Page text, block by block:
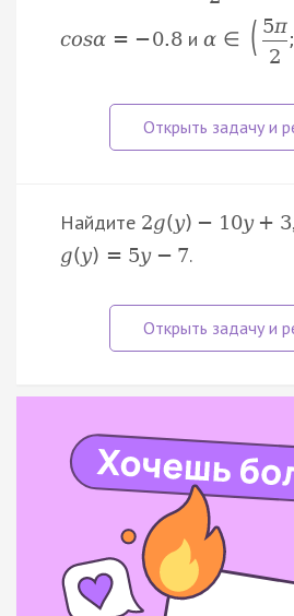
cosα = −0.8 иα ∈ ( 5π
2
;
Найдите 2g(y) − 10y + 3
g(y) = 5y − 7.